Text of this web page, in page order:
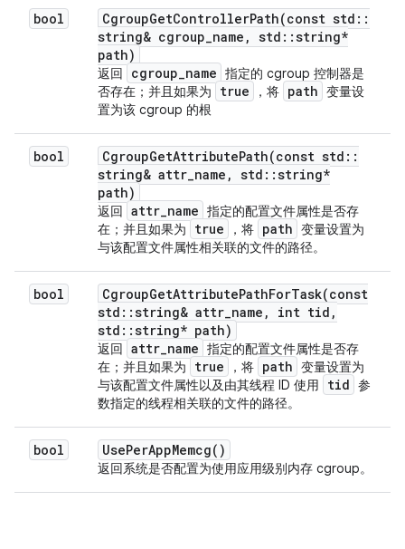
bool CgroupGetControllerPath(const std ::
string& cgroup_name , std ::string*
path)
返回 cgroup_name 指定的 cgroup 控制器是
否存在；并且如果为
true ，将 path 变量设
置为该 cgroup 的根
bool CgroupGetAttributePath(const std ::
string& attr_name , std ::string*
path)
返回 attr_name 指定的配置文件属性是否存
在；并且如果为
true ，将 path 变量设置为
与该配置文件属性相关联的文件的路径。
bool CgroupGetAttributePathForTask(const
std ::string& attr_name , int tid ,
std ::string* path)
返回 attr_name 指定的配置文件属性是否存
在；并且如果为
true ，将 path 变量设置为
与该配置文件属性以及由其线程 ID 使用
tid 参
数指定的线程相关联的文件的路径。
bool UsePerAppMemcg( )
返回系统是否配置为使用应用级别内存 cgroup。